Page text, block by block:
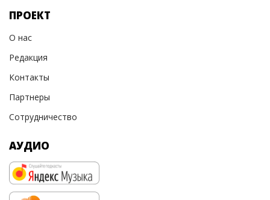
ПРОЕКТ
О нас
Редакция
Контакты
Партнеры
Сотрудничество
АУДИО